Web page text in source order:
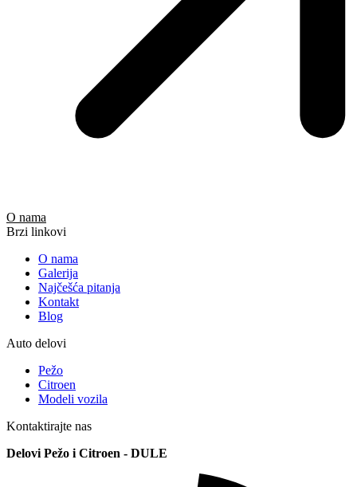
O nama
Brzi linkovi
O nama
Galerija
Najčešća pitanja
Kontakt
Blog
Auto delovi
Pežo
Citroen
Modeli vozila
Kontaktirajte nas
Delovi Pežo i Citroen - DULE